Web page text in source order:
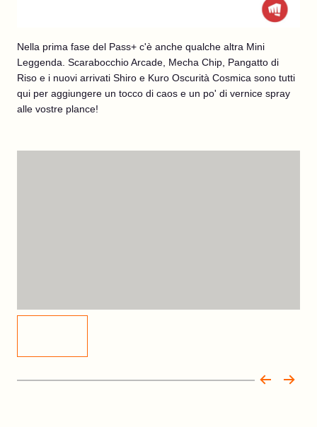
Nella prima fase del Pass+ c'è anche qualche altra Mini
Leggenda. Scarabocchio Arcade, Mecha Chip, Pangatto di
Riso e i nuovi arrivati Shiro e Kuro Oscurità Cosmica sono tutti
qui per aggiungere un tocco di caos e un po' di vernice spray
alle vostre plance!